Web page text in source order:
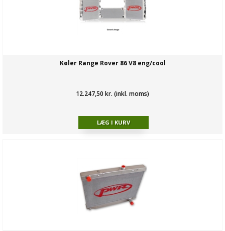
Køler Range Rover 86 V8 eng/cool
12.247,50 kr. (inkl. moms)